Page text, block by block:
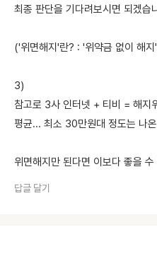
최종 판단을 기다려보시면 되겠습
('위면해지'란? : '위약금 없이 해
3)
참고로 3사 인터넷 + 티비 = 해지
평균... 최소 30만원대 정도는 나
위면해지만 된다면 이보다 좋을 수
답글 달기